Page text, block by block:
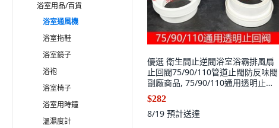
浴室用品/百貨
浴室通風機
浴室拖鞋
浴室鏡子
浴袍
浴室椅子
浴室用時鐘
溫濕度計
優選 衛生間止逆閥浴室浴霸排風扇
止回閥75/90/110管道止閥防反味閥
副廠商品, 75/90/110通用透明止回
閥
$282
8/19 預計送達